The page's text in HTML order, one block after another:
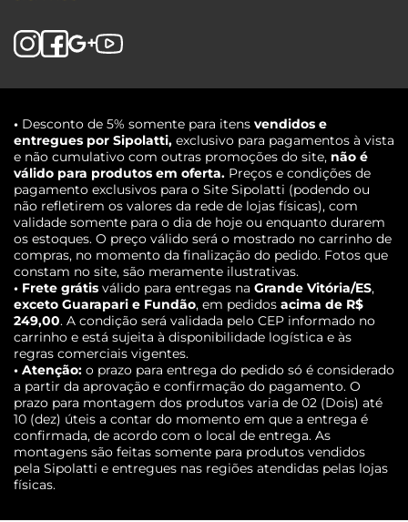
• Desconto de 5% somente para itens vendidos e
entregues por Sipolatti, exclusivo para pagamentos à vista
e não cumulativo com outras promoções do site, não é
válido para produtos em oferta. Preços e condições de
pagamento exclusivos para o Site Sipolatti (podendo ou
não refletirem os valores da rede de lojas físicas), com
validade somente para o dia de hoje ou enquanto durarem
os estoques. O preço válido será o mostrado no carrinho de
compras, no momento da finalização do pedido. Fotos que
constam no site, são meramente ilustrativas.
• Frete grátis válido para entregas na Grande Vitória/ES,
exceto Guarapari e Fundão, em pedidos acima de R$
249,00. A condição será validada pelo CEP informado no
carrinho e está sujeita à disponibilidade logística e às
regras comerciais vigentes.
• Atenção: o prazo para entrega do pedido só é considerado
a partir da aprovação e confirmação do pagamento. O
prazo para montagem dos produtos varia de 02 (Dois) até
10 (dez) úteis a contar do momento em que a entrega é
confirmada, de acordo com o local de entrega. As
montagens são feitas somente para produtos vendidos
pela Sipolatti e entregues nas regiões atendidas pelas lojas
físicas.